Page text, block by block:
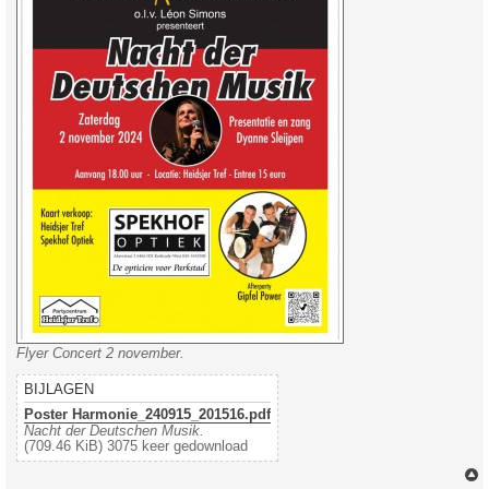
Flyer Concert 2 november.
BIJLAGEN
Poster Harmonie_240915_201516.pdf
Nacht der Deutschen Musik.
(709.46 KiB) 3075 keer gedownload